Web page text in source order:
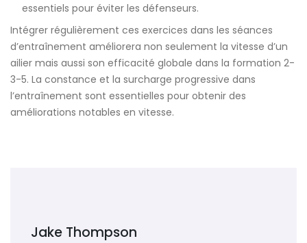
essentiels pour éviter les défenseurs.
Intégrer régulièrement ces exercices dans les séances
d’entraînement améliorera non seulement la vitesse d’un
ailier mais aussi son efficacité globale dans la formation 2-
3-5. La constance et la surcharge progressive dans
l’entraînement sont essentielles pour obtenir des
améliorations notables en vitesse.
Jake Thompson